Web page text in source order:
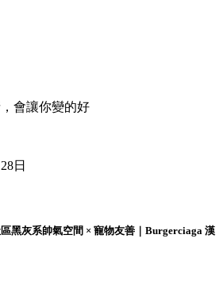
會讓你變的好
日
黑灰系帥氣空間 × 寵物友善｜Burgerciaga 漢